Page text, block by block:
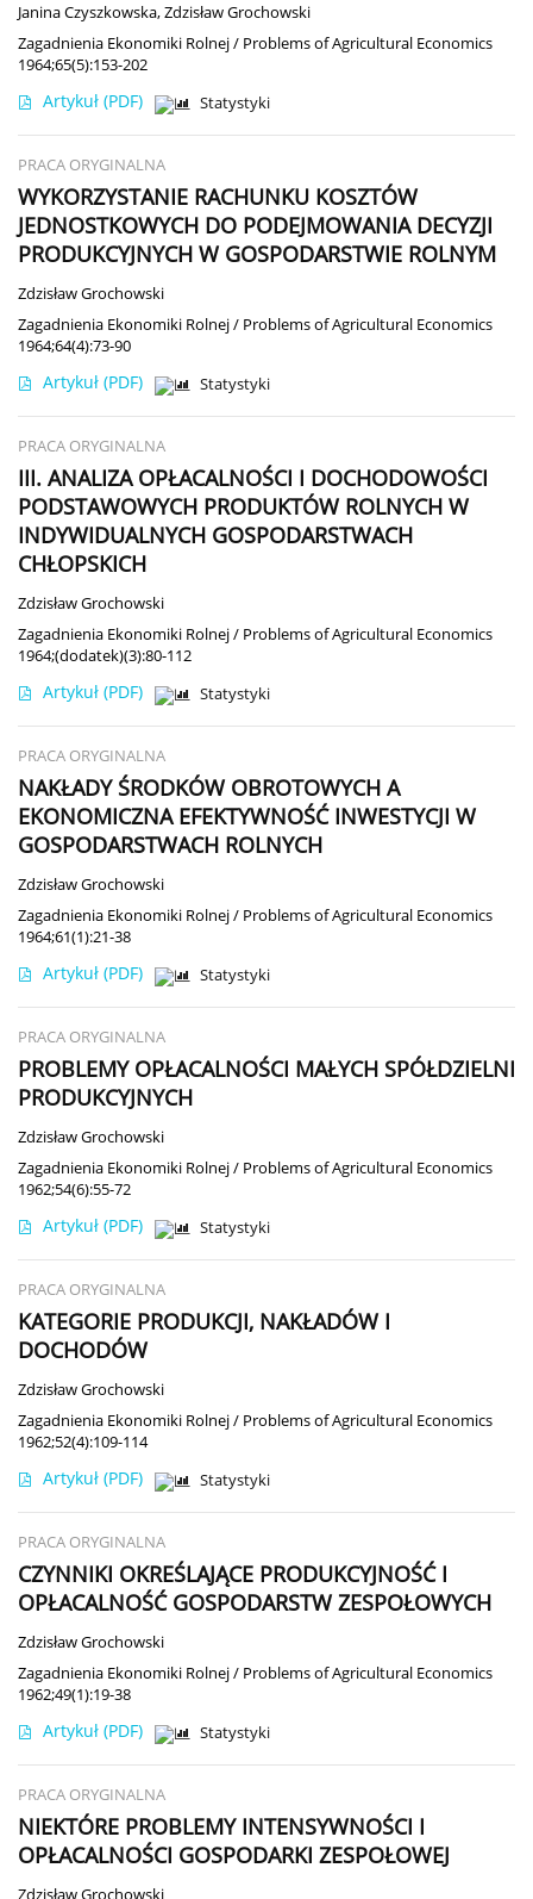
Janina Czyszkowska,Zdzisław Grochowski
Zagadnienia Ekonomiki Rolnej / Problems of Agricultural Economics
1964;65(5):153-202
Artykuł (PDF) Statystyki
PRACA ORYGINALNA
WYKORZYSTANIE RACHUNKU KOSZTÓW
JEDNOSTKOWYCH DO PODEJMOWANIA DECYZJI
PRODUKCYJNYCH W GOSPODARSTWIE ROLNYM
Zdzisław Grochowski
Zagadnienia Ekonomiki Rolnej / Problems of Agricultural Economics
1964;64(4):73-90
Artykuł (PDF) Statystyki
PRACA ORYGINALNA
III. ANALIZA OPŁACALNOŚCI I DOCHODOWOŚCI
PODSTAWOWYCH PRODUKTÓW ROLNYCH W
INDYWIDUALNYCH GOSPODARSTWACH
CHŁOPSKICH
Zdzisław Grochowski
Zagadnienia Ekonomiki Rolnej / Problems of Agricultural Economics
1964;(dodatek)(3):80-112
Artykuł (PDF) Statystyki
PRACA ORYGINALNA
NAKŁADY ŚRODKÓW OBROTOWYCH A
EKONOMICZNA EFEKTYWNOŚĆ INWESTYCJI W
GOSPODARSTWACH ROLNYCH
Zdzisław Grochowski
Zagadnienia Ekonomiki Rolnej / Problems of Agricultural Economics
1964;61(1):21-38
Artykuł (PDF) Statystyki
PRACA ORYGINALNA
PROBLEMY OPŁACALNOŚCI MAŁYCH SPÓŁDZIELNI
PRODUKCYJNYCH
Zdzisław Grochowski
Zagadnienia Ekonomiki Rolnej / Problems of Agricultural Economics
1962;54(6):55-72
Artykuł (PDF) Statystyki
PRACA ORYGINALNA
KATEGORIE PRODUKCJI, NAKŁADÓW I
DOCHODÓW
Zdzisław Grochowski
Zagadnienia Ekonomiki Rolnej / Problems of Agricultural Economics
1962;52(4):109-114
Artykuł (PDF) Statystyki
PRACA ORYGINALNA
CZYNNIKI OKREŚLAJĄCE PRODUKCYJNOŚĆ I
OPŁACALNOŚĆ GOSPODARSTW ZESPOŁOWYCH
Zdzisław Grochowski
Zagadnienia Ekonomiki Rolnej / Problems of Agricultural Economics
1962;49(1):19-38
Artykuł (PDF) Statystyki
PRACA ORYGINALNA
NIEKTÓRE PROBLEMY INTENSYWNOŚCI I
OPŁACALNOŚCI GOSPODARKI ZESPOŁOWEJ
Zdzisław Grochowski